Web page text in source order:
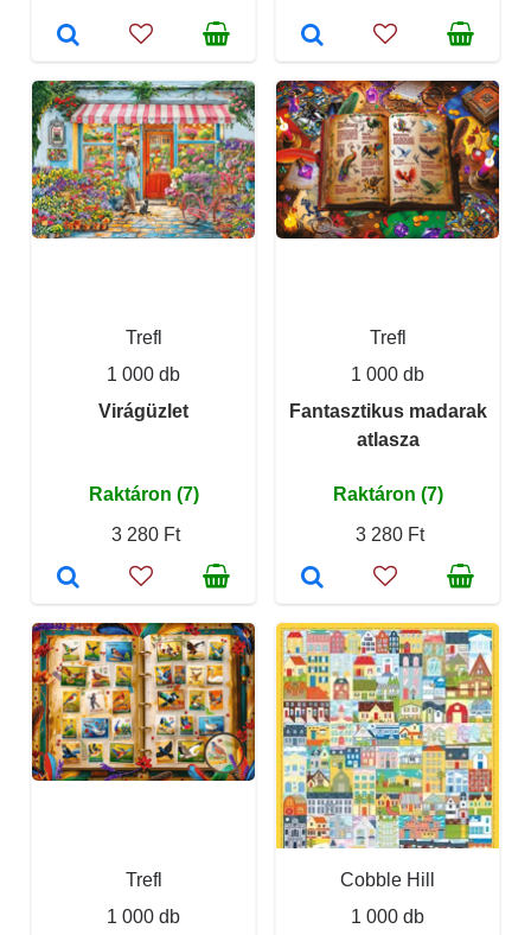
Trefl
1 000 db
Virágüzlet
Raktáron (7)
3 280 Ft
Trefl
1 000 db
Fantasztikus madarak
atlasza
Raktáron (7)
3 280 Ft
Trefl
1 000 db
Cobble Hill
1 000 db